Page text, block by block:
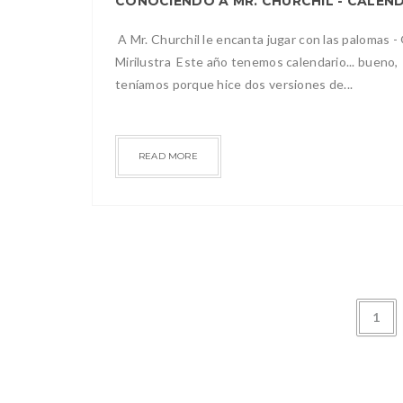
A Mr. Churchil le encanta jugar con las palomas -
Mirilustra Este año tenemos calendario... bueno,
teníamos porque hice dos versiones de...
READ MORE
1